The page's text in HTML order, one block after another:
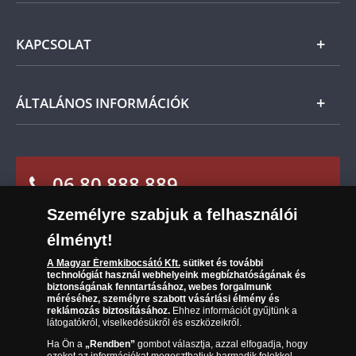
előzetes várakozásait, a vonatkozó jogszabályok
és a kézhezvételtől számított 14 napon belül
visszaküldheti. A
mennyiben időközben kifizette a
termék árát, akkor azt visszatérítjük Önnek.
Magyar
KAPCSOLAT
Ügyfélszolgálat
Leiratkozás a hírlevélről
ÁLTALÁNOS INFORMÁCIÓK
Sütik (cookies) használata
Süti (cookies)Beállítások
Társaságunkról
Az érmék és érmek ára és értéke
Gyakran ismételt kérdések
Adatkezelés
06 80 888 889
(díjmentesen hívható hétfőtől csütörtökig 9.00 és 17.00
óra között, péntekenként 9.00 és 15.00 óra között)
Személyre szabjuk a felhasználói
élményt!
A Magyar Éremkibocsátó Kft.sütiket és további
technológiát használ webhelyeink megbízhatóságának és
biztonságának fenntartásához, webes forgalmunk
méréséhez, személyre szabott vásárlási élmény és
reklámozás biztosításához.Ehhez információt gyűjtünk a
látogatókról, viselkedésükről és eszközeikről.
Ha Ön a „Rendben”gombot választja, azzal elfogadja, hogy